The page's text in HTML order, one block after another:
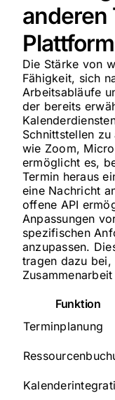
anderen
Die Stärke von
Fähigkeit, sich
Arbeitsabläufe
der bereits
Schnittstellen
wie Zoom,
ermöglicht es,
Termin heraus
eine Nachricht
offene API
Anpassungen
spezifischen
anzupassen.
tragen dazu
Funktion
Terminplanung